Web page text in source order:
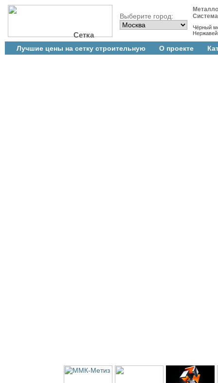
Сетка
Выберите город:
Чёрный
Лучшие цены на сетку строительную О проекте